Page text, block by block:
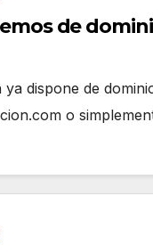
de
ya dispone de
o